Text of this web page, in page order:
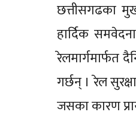
छत्तीसगढका
हार्दिक
रेलमार्गमार्फत
गर्छन् । रेल
जसका कारण